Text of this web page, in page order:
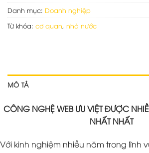
Danh mục: Doanh nghiệp
Từ khóa: cơ quan, nhà nước
MÔ TẢ
CÔNG NGHỆ WEB ƯU VIỆT ĐƯỢC
NHẤT NHẤT
Với kinh nghiệm nhiều năm trong lĩnh